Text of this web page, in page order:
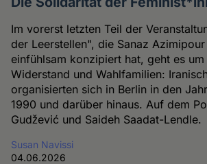
Im vorerst letzten Teil der
der Leerstellen", die Sanaz
einfühlsam konzipiert hat, geht es
Widerstand und Wahlfamilien:
organisierten sich in Berlin in den
1990 und darüber hinaus. Auf dem
Gudžević und Saideh Saadat-Lendle.
Susan Navissi
04.06.2026